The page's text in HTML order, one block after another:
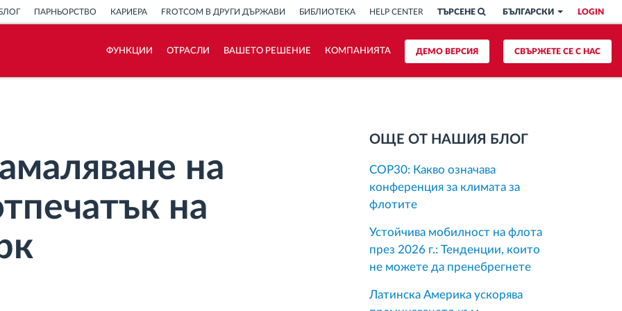
LOGIN
БЪЛГАРСКИ
ТЪРСЕНЕ
ПАРНЬОРСТВО КАРИЕРА FROTCOM В ДРУГИ ДЪРЖАВИ БИБЛИОТЕКА HELP CENTER
СВЪРЖЕТЕ СЕ С НАС
ДЕМО ВЕРСИЯ
ФУНКЦИИ ОТРАСЛИ ВАШЕТО РЕШЕНИЕ КОМПАНИЯТА
на
на
ОЩЕ ОТ НАШИЯ БЛОГ
COP30: Какво означава
конференция за климата за
флотите
Устойчива мобилност на флота
през 2026 г.: Тенденции, които
не можете да пренебрегнете
Латинска Америка ускорява